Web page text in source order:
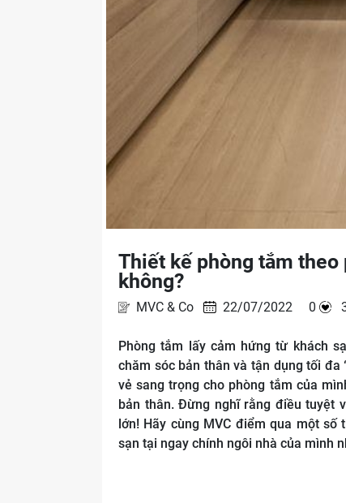
Thiết kế phòng tắm theo
không?
MVC & Co 22/07/2022 0
Phòng tắm lấy cảm hứng từ khách
chăm sóc bản thân và tận dụng tối đa
vẻ sang trọng cho phòng tắm của
bản thân. Đừng nghĩ rằng điều tuyệt
lớn! Hãy cùng MVC điểm qua một
sạn tại ngay chính ngôi nhà của mình
Taiwan